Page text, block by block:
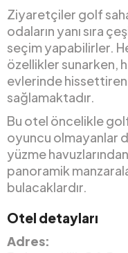
Ziyaretçiler golf
odaların yanı sıra
seçim yapabilirler.
özellikler sunarken,
evlerinde
sağlamaktadır.
Bu otel öncelikle
oyuncu olmayanlar
yüzme
panoramik
bulacaklardır.
Otel detayları
Adres: